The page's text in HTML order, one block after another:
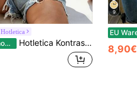
Hotletica
EU Warehouse Hotletica Kontrast Pailletten Blütenärmel Tasche Patch Grafik T-Shirts Damen Tops
9
8,90€